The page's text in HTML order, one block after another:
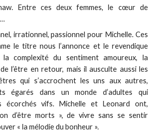
Entre ces deux femmes, le cœur de
irrationnel, passionnel pour Michelle. Ces
le titre nous l’annonce et le revendique
la complexité du sentiment amoureux, la
l’être en retour, mais il ausculte aussi les
qui s’accrochent les uns aux autres,
égarés dans un monde d’adultes qui
écorchés vifs. Michelle et Leonard ont,
d’être morts », de vivre sans se sentir
« la mélodie du bonheur ».